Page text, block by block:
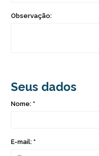
Observação:
Seus dados
Nome: *
E-mail: *